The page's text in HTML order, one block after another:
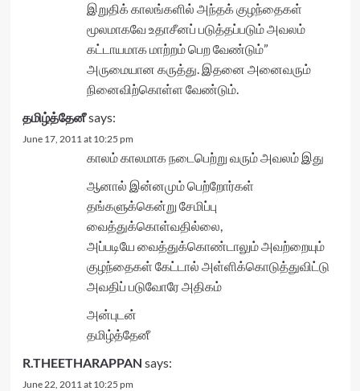
இறுதிக் காலங்களில் அந்தக் குழந்தைகள்
மூலமாகவே உதாசீனப் படுத்தப்படும் அவலம்
கட்டாயமாக மாற்றம் பெற வேண்டும்”
அருமையான கருத்து. இதனை அனைவரும்
நினைவிற்கொள்ள வேண்டும்.
தமிழ்த்தேனீsays:
June 17, 2011 at 10:25 pm
காலம் காலமாக நடைபெற்று வரும் அவலம் இது
ஆனால் இன்னமும் பெற்றோர்கள்
தங்களுக்கென்று சேமிப்பு
வைத்துக்கொள்வதில்லை,
அப்படியே வைத்துக்கொண்டாலும் அவற்றையும்
குழந்தைகள் கேட்டால் அள்ளிக்கொடுத்துவிட்டு
அவதிப் படுவோரே அதிகம்
அன்புடன்
தமிழ்த்தேனீ
R.THEETHARAPPAN says:
June 22, 2011 at 10:25 pm